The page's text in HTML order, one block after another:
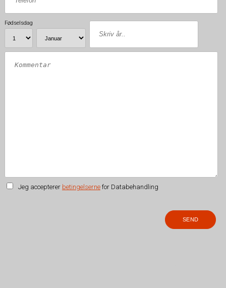
Fødselsdag
Jeg accepterer betingelsernefor Databehandling